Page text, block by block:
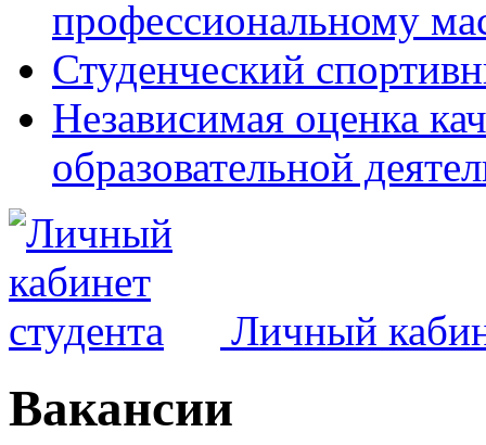
профессиональному
Студенческий
Независимая оценка
образовательной
Личный
Вакансии